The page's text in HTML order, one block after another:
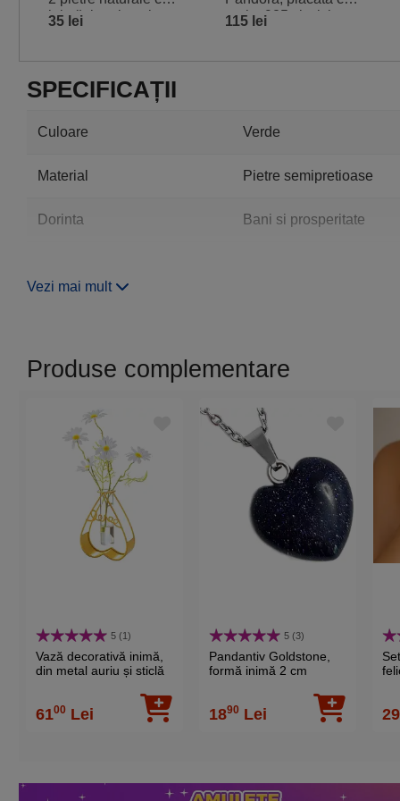
inimă, lungi, otel
35 lei
argint 925 si sticla
simboluri
115 lei
SPECIFICAȚII
Culoare Verde
Material Pietre semipretioase
Dorinta Bani si prosperitate
Vezi mai mult
Produse complementare
5 (1)
Vază decorativă inimă,
din metal auriu și sticlă
6100 Lei
5 (3)
Pandantiv Goldstone,
formă inimă 2 cm
1890 Lei 29